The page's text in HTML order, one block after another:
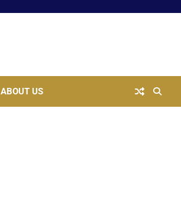
ABOUT US